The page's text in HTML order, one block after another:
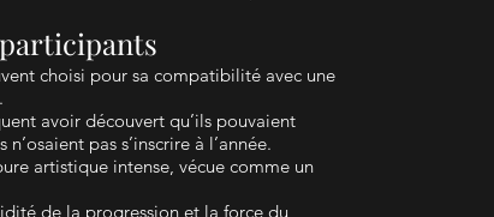
choisi pour sa compatibilité avec une
avoir découvert qu’ils pouvaient
pas s’inscrire à l’année.
artistique intense, vécue comme un
de la progression et la force du